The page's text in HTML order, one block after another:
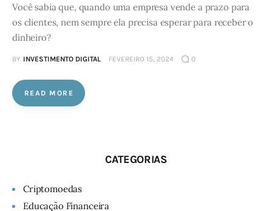
Você sabia que, quando uma empresa vende a prazo para
os clientes, nem sempre ela precisa esperar para receber o
dinheiro?
BY INVESTIMENTO DIGITAL FEVEREIRO 15, 2024 0
READ MORE
CATEGORIAS
Criptomoedas
Educação Financeira